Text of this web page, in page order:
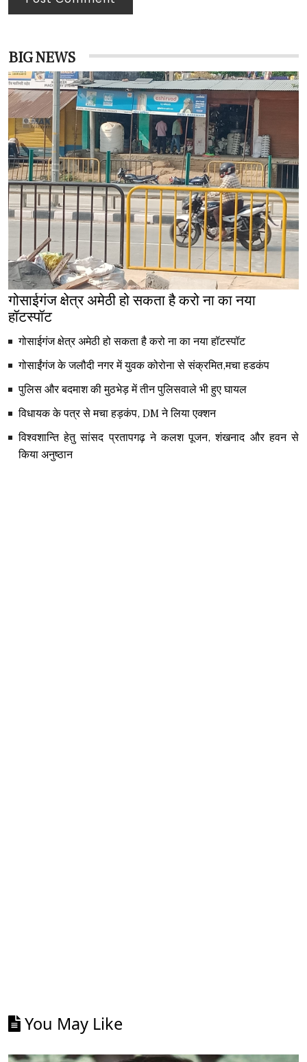
BIG NEWS
गोसाईगंज क्षेत्र अमेठी हो सकता है करो ना का नया
हॉटस्पॉट
गोसाईगंज क्षेत्र अमेठी हो सकता है करो ना का नया हॉटस्पॉट
गोसाईंगंज के जलौदी नगर में युवक कोरोना से संक्रमित,मचा हडकंप
पुलिस और बदमाश की मुठभेड़ में तीन पुलिसवाले भी हुए घायल
विधायक के पत्र से मचा हड़कंप, DM ने लिया एक्शन
विश्वशान्ति हेतु सांसद प्रतापगढ़ ने कलश पूजन, शंखनाद और हवन से
किया अनुष्ठान
You May Like